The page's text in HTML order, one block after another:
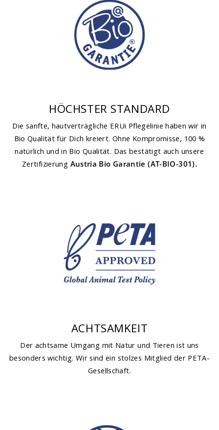
HÖCHSTER STANDARD
Die sanfte, hautverträgliche ERUi Pflegelinie haben wir in
Bio Qualität für Dich kreiert. Ohne Kompromisse, 100 %
natürlich und in Bio Qualität. Das bestätigt auch unsere
Zertifizierung Austria Bio Garantie (AT-BIO-301).
ACHTSAMKEIT
Der achtsame Umgang mit Natur und Tieren ist uns
besonders wichtig. Wir sind ein stolzes Mitglied der PETA-
Gesellschaft.